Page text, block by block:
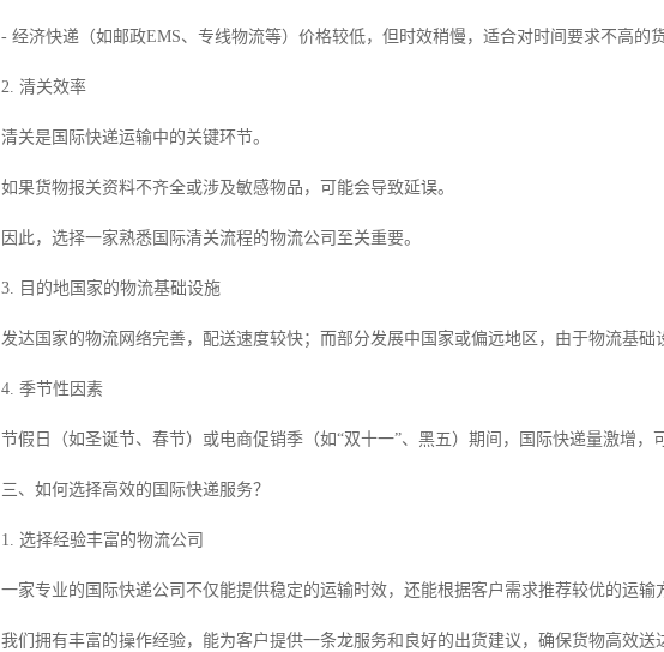
- 经济快递（如邮政EMS、专线物流等）价格较低，但时效稍慢，适合对时间要求不高的
2. 清关效率
清关是国际快递运输中的关键环节。
如果货物报关资料不齐全或涉及敏感物品，可能会导致延误。
因此，选择一家熟悉国际清关流程的物流公司至关重要。
3. 目的地国家的物流基础设施
发达国家的物流网络完善，配送速度较快；而部分发展中国家或偏远地区，由于物流基
4. 季节性因素
节假日（如圣诞节、春节）或电商促销季（如“双十一”、黑五）期间，国际快递量激增
三、如何选择高效的国际快递服务？
1. 选择经验丰富的物流公司
一家专业的国际快递公司不仅能提供稳定的运输时效，还能根据客户需求推荐较优的运输
我们拥有丰富的操作经验，能为客户提供一条龙服务和良好的出货建议，确保货物高效送